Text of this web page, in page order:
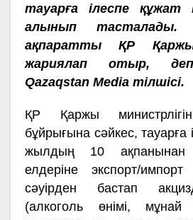
тауарға ілеспе құжат
алынып
ақпаратты ҚР Қаржы
жариялап отыр,
Qazaqstan Media тілшісі.
ҚР Қаржы
бұйрығына сәйкес, тауарға
жылдың 10
елдеріне экспорт/
сәуірден бастап
(алкоголь өнімі, мұнай